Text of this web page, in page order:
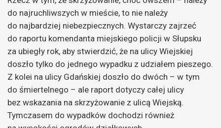
do najruchliwszych w mieście, to nie należy
do najbardziej niebezpiecznych. Wystarczy zajrzeć
do raportu komendanta miejskiego policji w Słupsku
za ubiegły rok, aby stwierdzić, że na ulicy Wiejskiej
doszło tylko do jednego wypadku z udziałem pieszego.
Z kolei na ulicy Gdańskiej doszło do dwóch – w tym
do śmiertelnego – ale raport dotyczy całej ulicy
bez wskazania na skrzyżowanie z ulicą Wiejską.
Tymczasem do wypadków dochodzi również